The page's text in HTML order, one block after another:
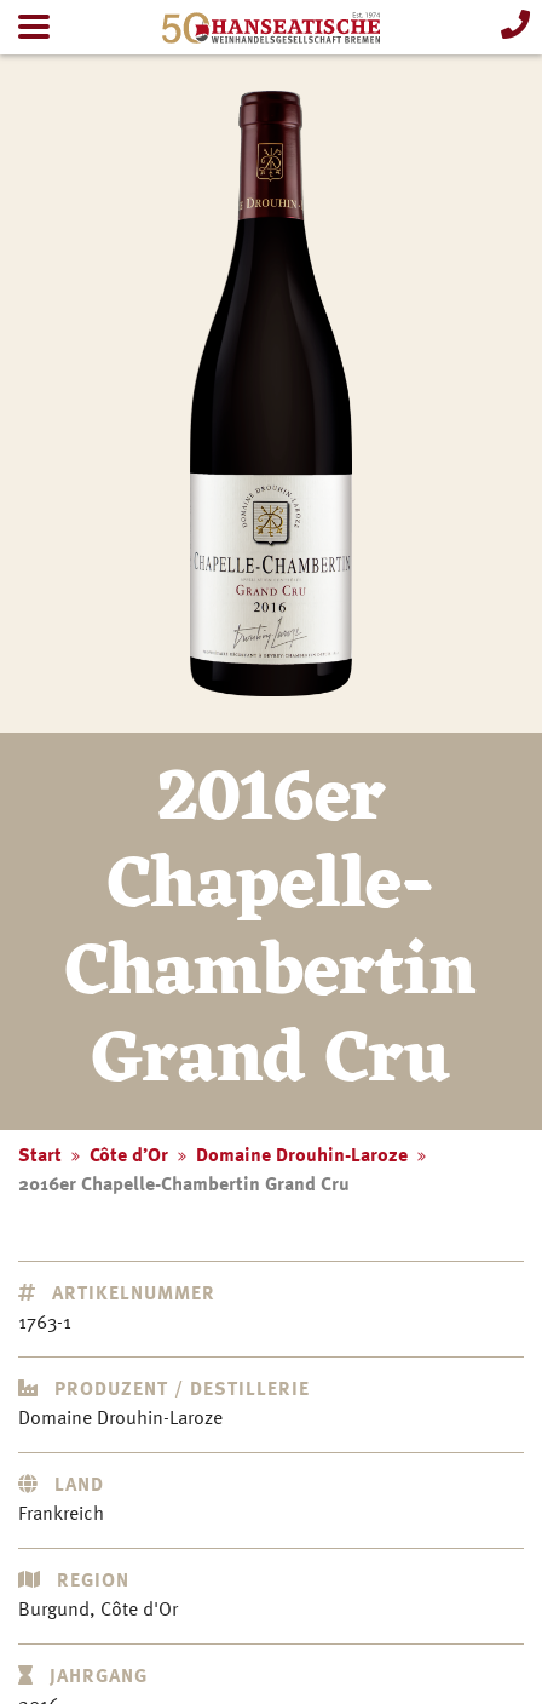
2016er
Chapelle-
Chambertin
Grand Cru
Start Côte d’Or
Domaine Drouhin-Laroze
2016er Chapelle-Chambertin Grand Cru
ARTIKELNUMMER
1763-1
PRODUZENT / DESTILLERIE
Domaine Drouhin-Laroze
LAND
Frankreich
REGION
Burgund, Côte d'Or
JAHRGANG